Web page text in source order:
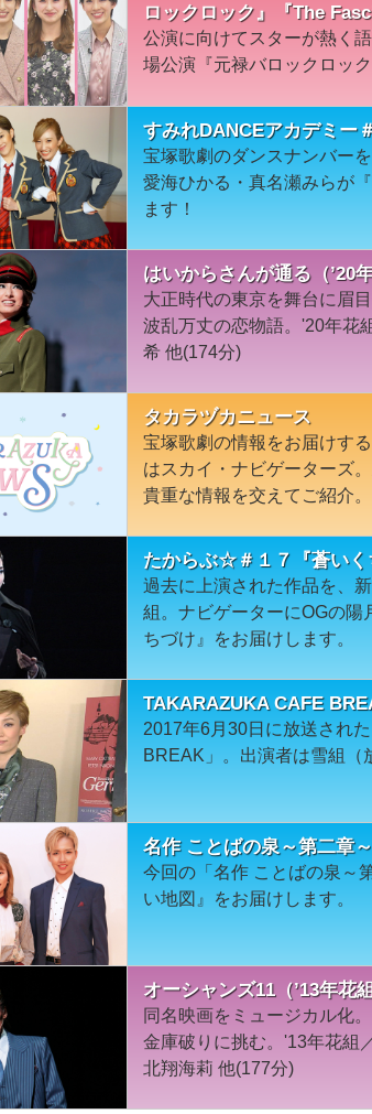
ロックロック』『The
公演に向けてスターが熱く
場公演『元禄バロックロッ
すみれDANCEアカデミー
宝塚歌劇のダンスナンバー
愛海ひかる・真名瀬みらが
ます！
はいからさんが通る（’20
大正時代の東京を舞台に眉
波乱万丈の恋物語。'20年花
希 他(174分)
タカラヅカニュース
宝塚歌劇の情報をお届けす
はスカイ・ナビゲーターズ
貴重な情報を交えてご紹介。
たからぶ☆＃１７『蒼いく
過去に上演された作品を、
組。ナビゲーターにOGの陽
ちづけ』をお届けします。
TAKARAZUKA CAFE
2017年6月30日に放送され
BREAK」。出演者は雪組（
名作 ことばの泉～第二章
今回の「名作 ことばの泉～
い地図』をお届けします。
オーシャンズ11（’13年花
同名映画をミュージカル化
金庫破りに挑む。'13年花組
北翔海莉 他(177分)